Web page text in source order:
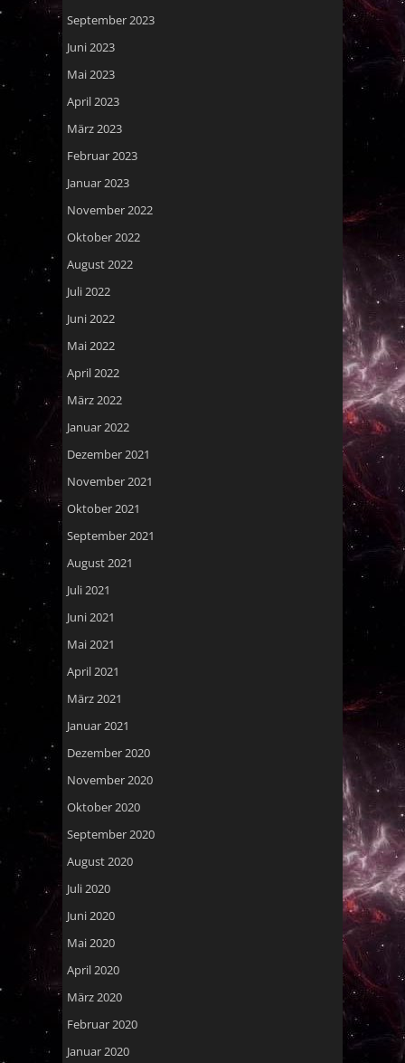
September 2023
Juni 2023
Mai 2023
April 2023
März 2023
Februar 2023
Januar 2023
November 2022
Oktober 2022
August 2022
Juli 2022
Juni 2022
Mai 2022
April 2022
März 2022
Januar 2022
Dezember 2021
November 2021
Oktober 2021
September 2021
August 2021
Juli 2021
Juni 2021
Mai 2021
April 2021
März 2021
Januar 2021
Dezember 2020
November 2020
Oktober 2020
September 2020
August 2020
Juli 2020
Juni 2020
Mai 2020
April 2020
März 2020
Februar 2020
Januar 2020